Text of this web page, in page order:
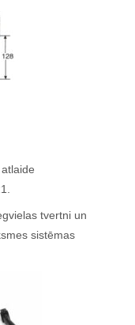
tvertni un
sistēmas